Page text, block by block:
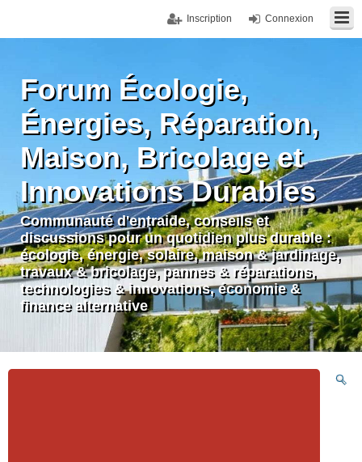
Connexion
Inscription
Forum Écologie,
Énergies, Réparation,
Maison, Bricolage et
Innovations Durables
Communauté d'entraide, conseils et
discussions pour un quotidien plus durable :
écologie, énergie, solaire, maison & jardinage,
travaux & bricolage, pannes & réparations,
technologies & innovations, économie &
finance alternative